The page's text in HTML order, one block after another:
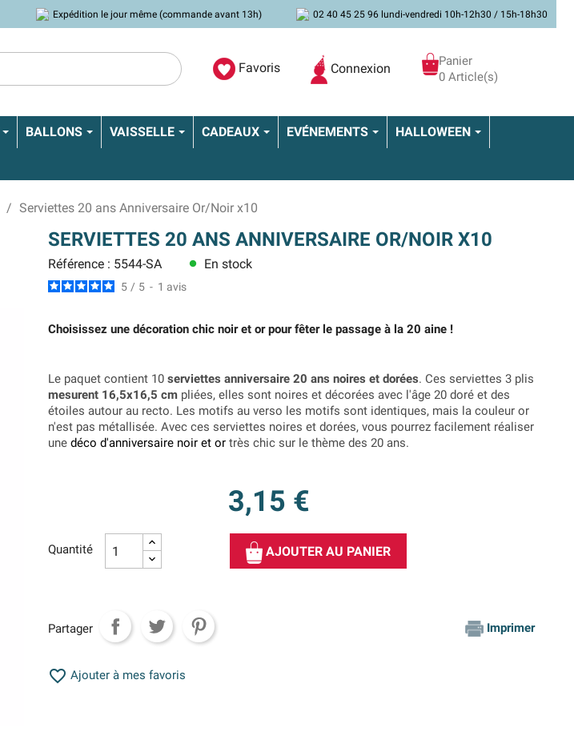
Expédition le jour même (commande avant 13h) 02 40 45 25 96 lundi-vendredi 10h-12h30 / 15h-18h30
Favoris Connexion
Panier
0 Article(s)
BALLONS VAISSELLE CADEAUX EVÉNEMENTS HALLOWEEN
Serviettes 20 ans Anniversaire Or/Noir x10
SERVIETTES 20 ANS ANNIVERSAIRE OR/NOIR X10
Référence : 5544-SA lens En stock
5 / 5 - 1 avis
Choisissez une décoration chic noir et or pour fêter le passage à la 20 aine !
Le paquet contient 10 serviettes anniversaire 20 ans noires et dorées. Ces serviettes 3 plis
mesurent 16,5x16,5 cm pliées, elles sont noires et décorées avec l'âge 20 doré et des
étoiles autour au recto. Les motifs au verso les motifs sont identiques, mais la couleur or
n'est pas métallisée. Avec ces serviettes noires et dorées, vous pourrez facilement réaliser
une déco d'anniversaire noir et or très chic sur le thème des 20 ans.
3,15 €
Quantité AJOUTER AU PANIER
Partager Imprimer
 Ajouter à mes favoris